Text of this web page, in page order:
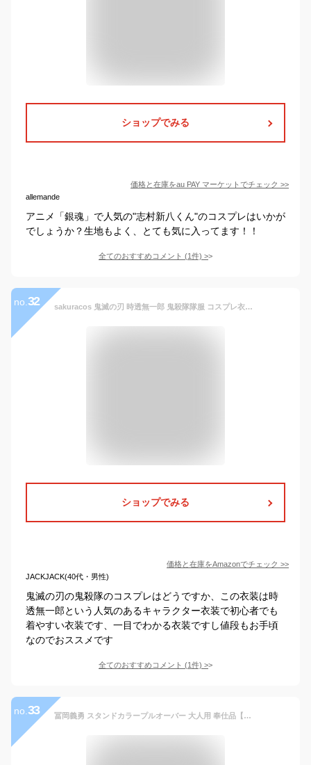
ショップでみる
価格と在庫をau PAY マーケット でチェック >>
allemande
アニメ「銀魂」で人気の"志村新八くん"のコスプレはいかが
でしょうか？生地もよく、とても気に入ってます！！
全てのおすすめコメント (1件) >
no. 32 sakuracos 鬼滅の刃 時透無一郎 鬼殺隊隊服 コスプレ衣装 コスチューム ハロウィン クリスマス 制服 大人 アニメ cosplay イベント
ショップでみる
価格と在庫をAmazonでチェック >>
JACKJACK(40代・男性)
鬼滅の刃の鬼殺隊のコスプレはどうですか、この衣装は時
透無一郎という人気のあるキャラクター衣装で初心者でも
着やすい衣装です、一目でわかる衣装ですし値段もお手頃
なのでおススメです
全てのおすすめコメント (1件) >
no. 33 冨岡義勇 スタンドカラープルオーバー 大人用 奉仕品【鬼滅の刃 きめつ 公式 ぎゆう 水柱 ハロウィン 仮装 コスプレ 衣装 鬼殺隊 隊服 アニメ キャラクター グッズ 長袖 部屋着 スウェット メンズ 男性用 返品不可】Mサイズ 小型宅配便発送 マジックナイト SZBAN218